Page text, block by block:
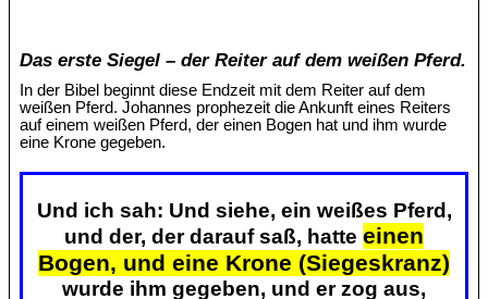
Das erste Siegel – der Reiter auf dem weißen Pferd.
In der Bibel beginnt diese Endzeit mit dem Reiter auf dem
weißen Pferd. Johannes prophezeit die Ankunft eines Reiters
auf einem weißen Pferd, der einen Bogen hat und ihm wurde
eine Krone gegeben.
Und ich sah: Und siehe, ein weißes Pferd,
und der, der darauf saß, hatte einen
Bogen, und eine Krone (Siegeskranz)
wurde ihm gegeben, und er zog aus,